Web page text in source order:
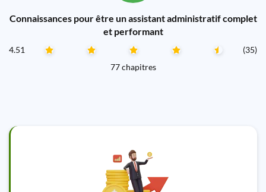
Connaissances pour être un assistant administratif complet
et performant
4.51
(35)
77 chapitres